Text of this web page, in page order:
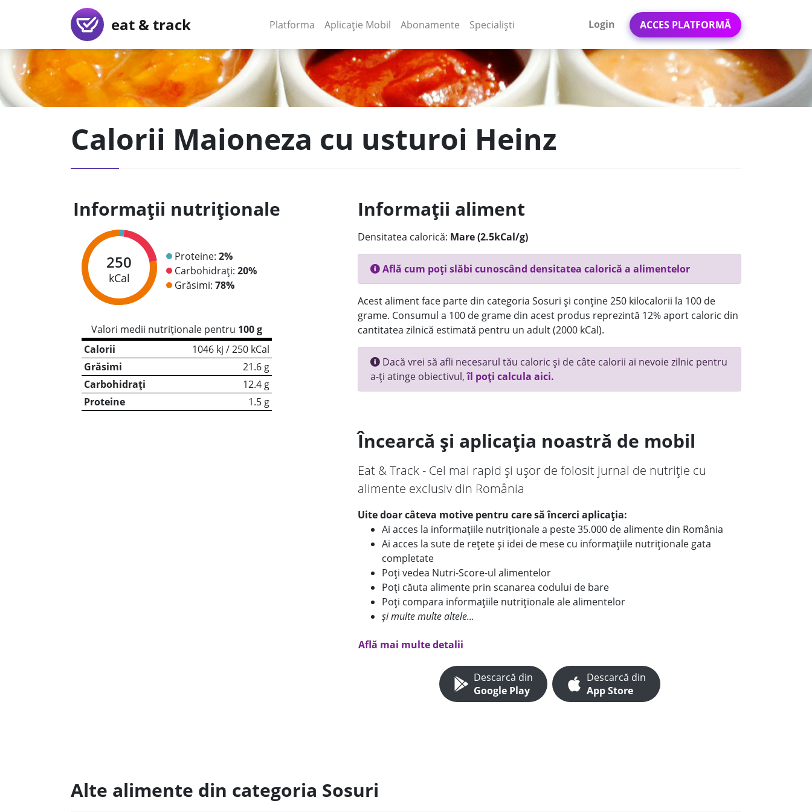
eat & track Platforma (current)
Aplicație Mobil (current)
Abonamente Specialiști Login ACCES PLATFORMĂ
Calorii Maioneza cu usturoi Heinz
Informații nutriționale
250
kCal
Proteine: 2%
Carbohidrați: 20%
Grăsimi: 78%
Valori medii nutriționale pentru 100 g
Calorii
1046 kj / 250 kCal
Grăsimi
21.6 g
Carbohidrați
12.4 g
Proteine
1.5 g
Informații aliment
Densitatea calorică: Mare (2.5kCal/g)
Află cum poți slăbi cunoscând densitatea calorică a alimentelor
Acest aliment face parte din categoria Sosuri și conține 250 kilocalorii la 100 de
grame. Consumul a 100 de grame din acest produs reprezintă 12% aport caloric din
cantitatea zilnică estimată pentru un adult (2000 kCal).
Dacă vrei să afli necesarul tău caloric și de câte calorii ai nevoie zilnic pentru
a-ți atinge obiectivul,îl poți calcula aici.
Încearcă și aplicația noastră de mobil
Eat & Track - Cel mai rapid și ușor de folosit jurnal de nutriție cu
alimente exclusiv din România
Uite doar câteva motive pentru care să încerci aplicația:
Ai acces la informațiile nutriționale a peste 35.000 de alimente din România
Ai acces la sute de rețete și idei de mese cu informațiile nutriționale gata
completate
Poți vedea Nutri-Score-ul alimentelor
Poți căuta alimente prin scanarea codului de bare
Poți compara informațiile nutriționale ale alimentelor
și multe multe altele...
Află mai multe detalii
Descarcă din
Google Play
Descarcă din
App Store
Alte alimente din categoria Sosuri